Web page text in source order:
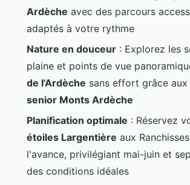
Ardèche avec des parcours
adaptés à votre rythme
Nature en douceur : Explorez les
plaine et points de vue
de l'Ardèche sans effort grâce aux
senior Monts Ardèche
Planification optimale : Réservez
étoiles Largentière aux
l'avance, privilégiant mai-juin et
des conditions idéales